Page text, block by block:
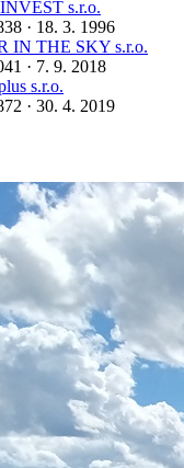
s.r.o.
· 18. 3. 1996
IN THE SKY s.r.o.
· 7. 9. 2018
s.r.o.
· 30. 4. 2019